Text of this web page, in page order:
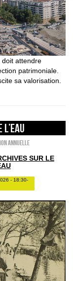
doit attendre
patrimoniale.
sa valorisation.
annuelle
SUR LE
- 18:30-